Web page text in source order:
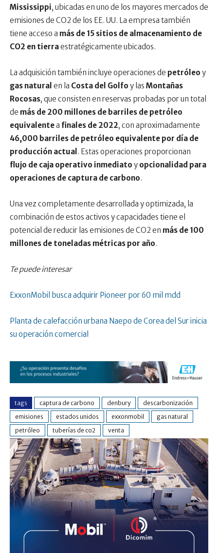
Mississippi, ubicadas en uno de los mayores mercados de
emisiones de CO2 de los EE. UU. La empresa también
tiene acceso a más de 15 sitios de almacenamiento de
CO2 en tierraestratégicamente ubicados.
La adquisición también incluye operaciones de petróleo y
gas natural en la Costa del Golfo y las Montañas
Rocosas, que consisten en reservas probadas por un total
de más de 200 millones de barriles de petróleo
equivalentea finales de 2022, con aproximadamente
46,000 barriles de petróleo equivalente por día de
producción actual . Estas operaciones proporcionan
flujo de caja operativo inmediato y opcionalidad para
operaciones de captura de carbono.
Una vez completamente desarrollada y optimizada, la
combinación de estos activos y capacidades tiene el
potencial de reducir las emisiones de CO2 en más de 100
millones de toneladas métricas por año.
Te puede interesar
ExxonMobil busca adquirir Pioneer por 60 mil mdd
Planta de calefacción urbana Naepo de Corea del Sur inicia
su operación comercial
tags captura de carbono denbury
descarbonización
emisiones
estados unidos exxonmobil
gas natural
petróleo
tuberías de co2 venta